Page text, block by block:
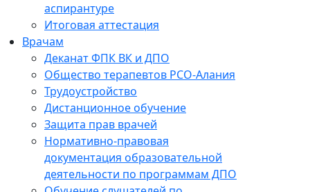
аспирантуре
Итоговая аттестация
Врачам
Деканат ФПК ВК и ДПО
Общество терапевтов РСО-Алания
Трудоустройство
Дистанционное обучение
Защита прав врачей
Нормативно-правовая
документация образовательной
деятельности по программам ДПО